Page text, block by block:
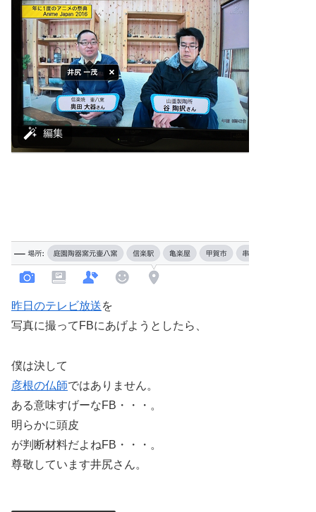
昨日のテレビ放送を
写真に撮ってFBにあげようとしたら、
僕は決して
彦根の仏師ではありません。
ある意味すげーなFB・・・。
明らかに頭皮
が判断材料だよねFB・・・。
尊敬しています井尻さん。